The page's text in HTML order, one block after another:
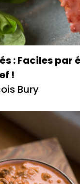
: Faciles par
!
Bury